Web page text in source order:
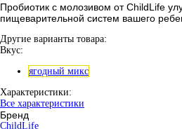
Пробиотик с молозивом от ChildLife
пищеварительной систем вашего
Другие варианты товара:
Вкус:
ягодный микс
Характеристики:
Все характеристики
Бренд
ChildLife